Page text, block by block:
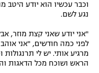
וכבר עכשיו הוא יודע היטב
נגע לשם.
"אני יודע שאני קצת מוזר,
לפני כמה חודשים, "אני
מרגיע אותי. יש לי
הראש ושוכח מכל הדאגות